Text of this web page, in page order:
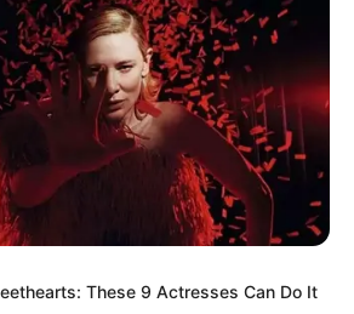
instagram/martinpraja)
ia kerap membagikan style
abis
These 9 Actresses Can Do It